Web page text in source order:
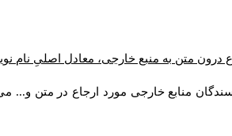
درون متن به منبع خارجی، معادل اصلیِ نام
منابع خارجی مورد ارجاع در متن